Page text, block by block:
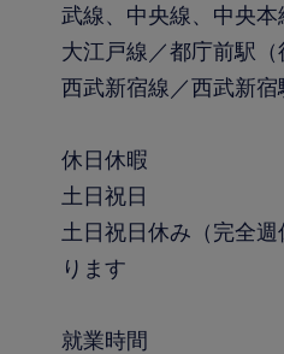
武線、中央線、中央
大江戸線／都庁前駅（
西武新宿線／西武新宿
休日休暇
土日祝日
土日祝日休み（完全
ります
就業時間